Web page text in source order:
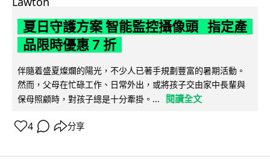
夏日守護方案 智能監控攝像頭 指定產
品限時優惠 7 折
伴隨着盛夏燦爛的陽光，不少人已著手規劃豐富的暑期活動。
然而，父母在忙碌工作、日常外出，或將孩子交由家中長輩與
保母照顧時，對孩子總是十分牽掛。...
閱讀全文
4 分享